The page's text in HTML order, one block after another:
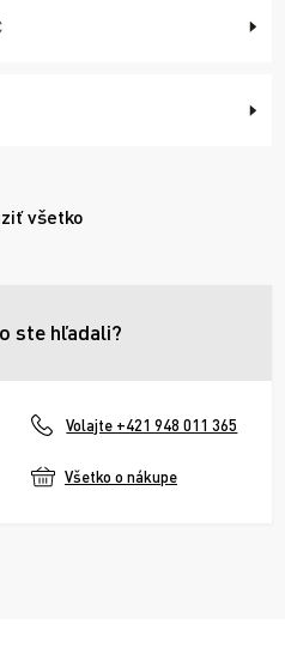
všetko
ste hľadali?
Volajte +421 948 011 365
Všetko o nákupe